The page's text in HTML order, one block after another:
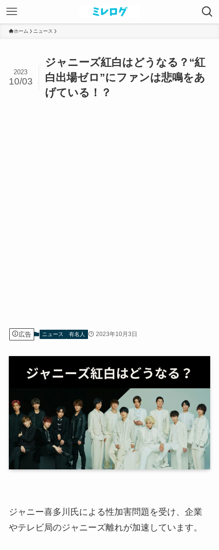
ホーム ニュース
ジャニーズ紅白はどうなる？“紅
白出場ゼロ”にファンは悲鳴をあ
げている！？
2023
10/03
広告 ニュース 有名人 2023年10月3日
ジャニー喜多川氏による性加害問題を受け、企業
やテレビ局のジャニーズ離れが加速しています。